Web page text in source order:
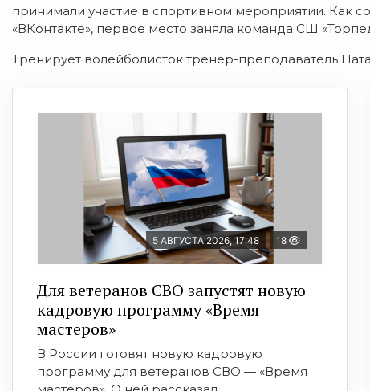
принимали участие в спортивном мероприятии. Как
«ВКонтакте», первое место заняла команда СШ
Тренирует волейболисток тренер-преподаватель
5 АВГУСТА 2026, 17:48 18
Для ветеранов СВО запустят новую
кадровую программу «Время
мастеров»
В России готовят новую кадровую
программу для ветеранов СВО — «Время